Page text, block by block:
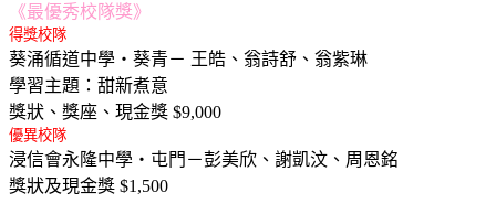
《最優秀校隊獎》
得獎校隊
葵涌循道中學‧葵青－ 王皓、翁詩舒、翁紫琳
學習主題：甜新煮意
獎狀、獎座、現金獎 $9,000
優異校隊
浸信會永隆中學‧屯門－彭美欣、謝凱汶、周恩銘
獎狀及現金獎 $1,500